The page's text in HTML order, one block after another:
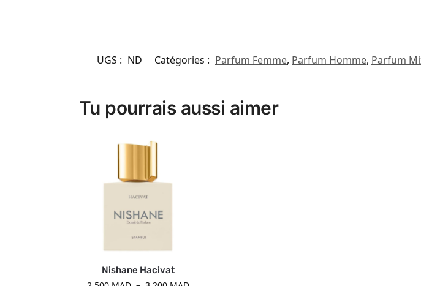
UGS : ND Catégories : Parfum Femme, Parfum Homme, Parfum
Tu pourrais aussi aimer
Nishane Hacivat